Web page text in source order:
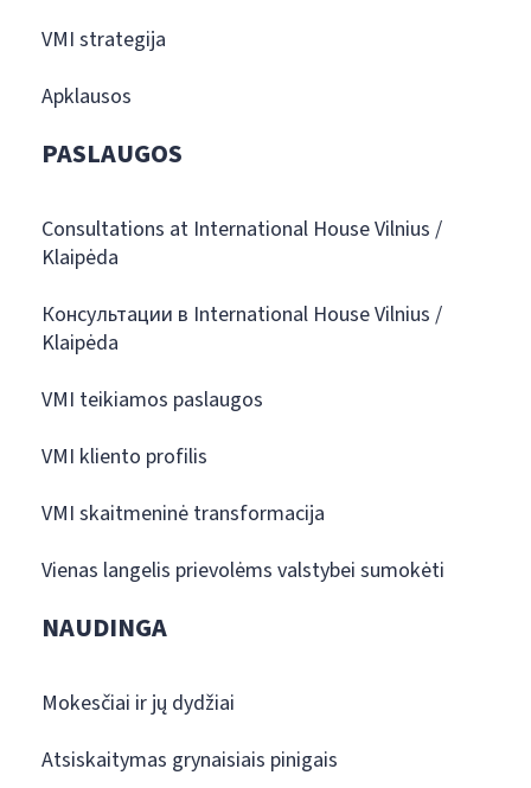
VMI strategija
Apklausos
PASLAUGOS
Consultations at International House Vilnius /
Klaipėda
Консультации в International House Vilnius /
Klaipėda
VMI teikiamos paslaugos
VMI kliento profilis
VMI skaitmeninė transformacija
Vienas langelis prievolėms valstybei sumokėti
NAUDINGA
Mokesčiai ir jų dydžiai
Atsiskaitymas grynaisiais pinigais